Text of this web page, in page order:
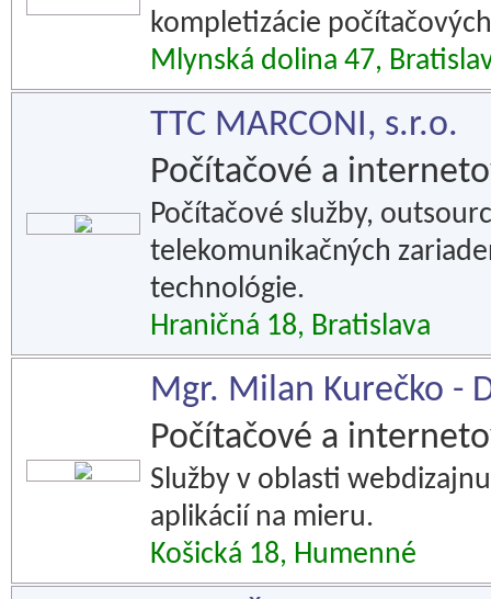
kompletizácie
Mlynská dolina 47,
TTC MARCONI, s.r.o.
Počítačové a
Počítačové služby,
telekomunikačných
technológie.
Hraničná 18, Bratislava
Mgr. Milan Kurečko -
Počítačové a
Služby v oblasti
aplikácií na mieru.
Košická 18, Humenné